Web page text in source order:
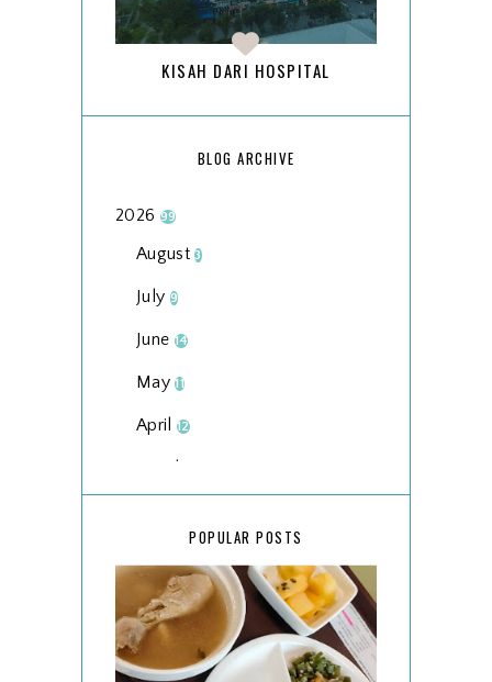
KISAH DARI HOSPITAL
BLOG ARCHIVE
2026 99
August3
July 9
June 14
May11
April 12
March
2025134
December15
POPULAR POSTS